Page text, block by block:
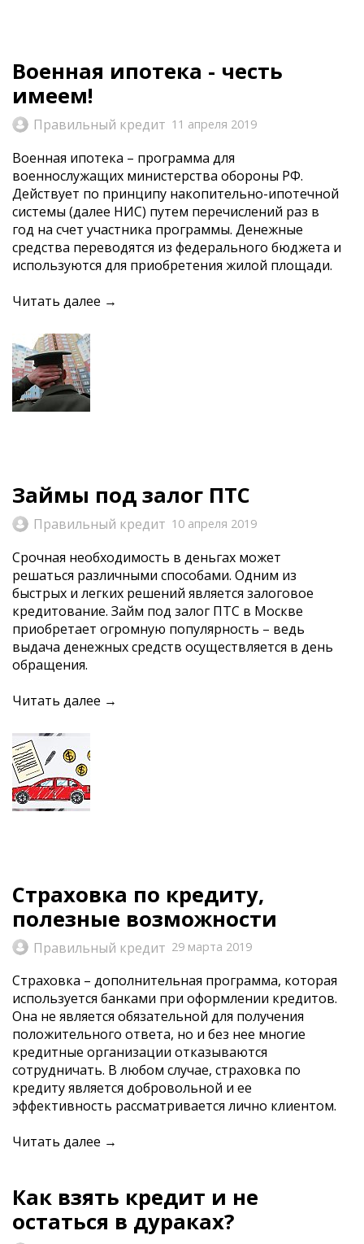
Военная ипотека - честь
имеем!
Правильный кредит 11 апреля 2019
Военная ипотека – программа для
военнослужащих министерства обороны РФ.
Действует по принципу накопительно-ипотечной
системы (далее НИС) путем перечислений раз в
год на счет участника программы. Денежные
средства переводятся из федерального бюджета и
используются для приобретения жилой площади.
Читать далее →
Займы под залог ПТС
Правильный кредит 10 апреля 2019
Срочная необходимость в деньгах может
решаться различными способами. Одним из
быстрых и легких решений является залоговое
кредитование. Займ под залог ПТС в Москве
приобретает огромную популярность – ведь
выдача денежных средств осуществляется в день
обращения.
Читать далее →
Страховка по кредиту,
полезные возможности
Правильный кредит 29 марта 2019
Страховка – дополнительная программа, которая
используется банками при оформлении кредитов.
Она не является обязательной для получения
положительного ответа, но и без нее многие
кредитные организации отказываются
сотрудничать. В любом случае, страховка по
кредиту является добровольной и ее
эффективность рассматривается лично клиентом.
Читать далее →
​Как взять кредит и не
остаться в дураках?